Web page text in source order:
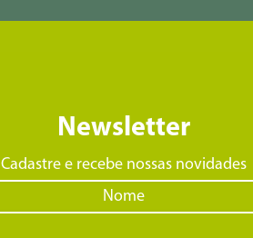
Newsletter
Cadastre e recebe nossas novidades